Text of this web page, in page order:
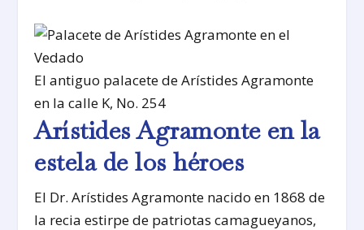
El antiguo palacete de Arístides Agramonte
en la calle K, No. 254
Arístides Agramonte en la
estela de los héroes
El Dr. Arístides Agramonte nacido en 1868 de
la recia estirpe de patriotas camagueyanos,